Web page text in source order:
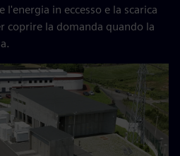
l'energia in eccesso e la scarica
coprire la domanda quando la